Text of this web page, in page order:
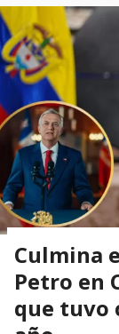
Culmina
Petro en
que tuvo